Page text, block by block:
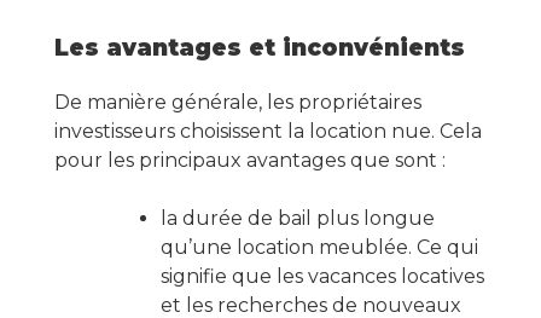
Les avantages et inconvénients
De manière générale, les propriétaires
investisseurs choisissent la location nue. Cela
pour les principaux avantages que sont :
la durée de bail plus longue
qu’une location meublée. Ce qui
signifie que les vacances locatives
et les recherches de nouveaux